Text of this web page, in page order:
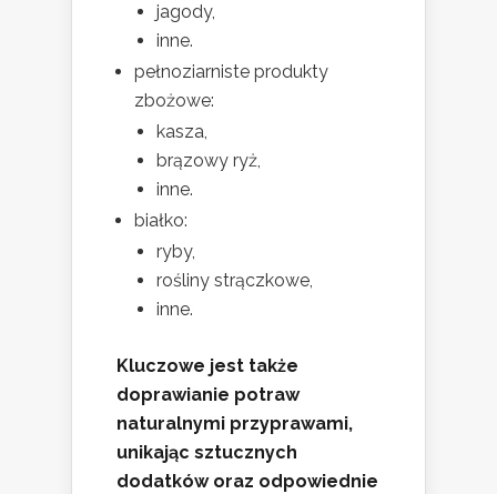
jagody,
inne.
pełnoziarniste produkty
zbożowe:
kasza,
brązowy ryż,
inne.
białko:
ryby,
rośliny strączkowe,
inne.
Kluczowe jest także
doprawianie potraw
naturalnymi przyprawami,
unikając sztucznych
dodatków oraz odpowiednie